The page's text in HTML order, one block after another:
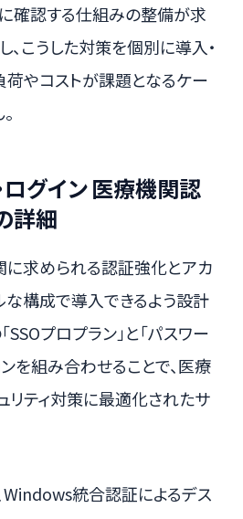
確認する仕組みの整備が求
、こうした対策を個別に導入・
荷やコストが課題となるケー
ログイン 医療機関認
詳細
に求められる認証強化とアカ
な構成で導入できるよう設計
SSOプロプラン」と「パスワー
を組み合わせることで、医療
リティ対策に最適化されたサ
Windows統合認証によるデス